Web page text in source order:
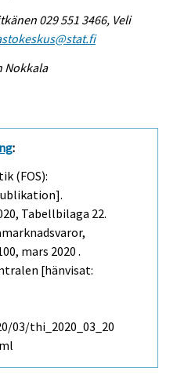
029 551 3466, Veli
Nokkala
:
(FOS):
Tabellbilaga 22.
mars 2020 .
[hänvisat:
thi_2020_03_20